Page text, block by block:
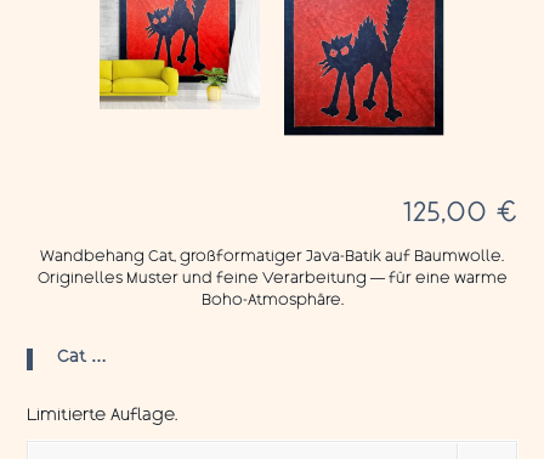
125,00 €
Wandbehang Cat, großformatiger Java-Batik auf Baumwolle.
Originelles Muster und feine Verarbeitung — für eine warme
Boho-Atmosphäre.
Cat …
Limitierte Auflage.